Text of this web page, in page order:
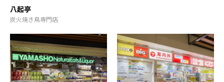
八起亭
炭火焼き鳥専門店